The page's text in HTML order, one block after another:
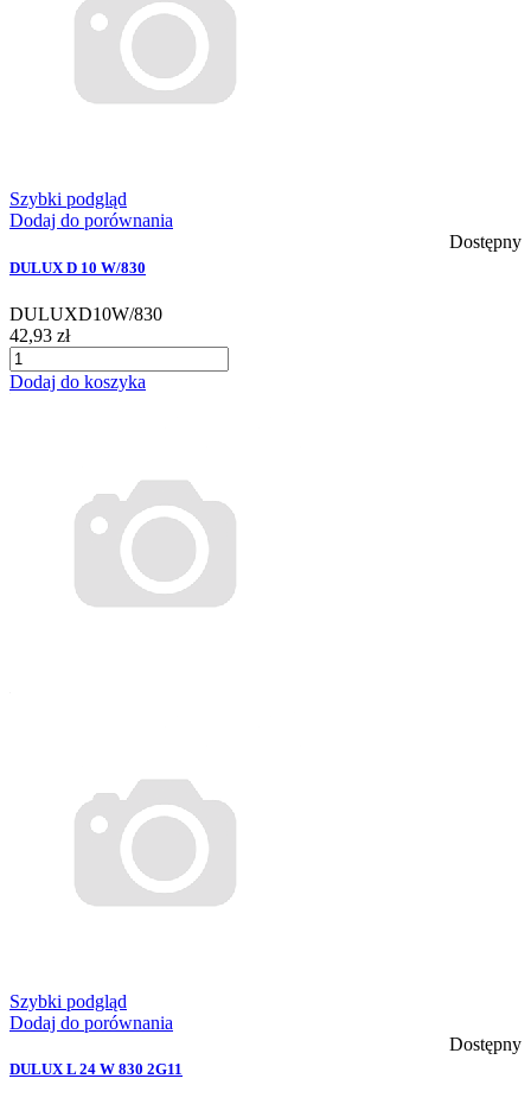
Szybki podgląd
Dodaj do porównania
Dostępny
DULUX D 10 W/830
DULUXD10W/830
42,93 zł
Dodaj do koszyka
Szybki podgląd
Dodaj do porównania
Dostępny
DULUX L 24 W 830 2G11